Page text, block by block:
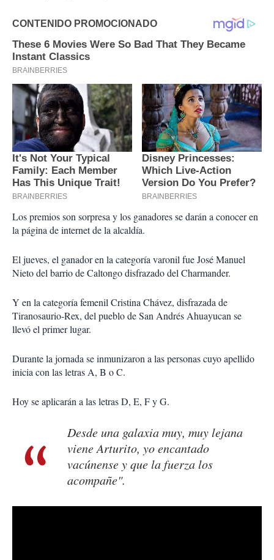
Los premios son sorpresa y los ganadores se darán a conocer en
la página de internet de la alcaldía.
El jueves, el ganador en la categoría varonil fue José Manuel
Nieto del barrio de Caltongo disfrazado del Charmander.
Y en la categoría femenil Cristina Chávez, disfrazada de
Tiranosaurio-Rex, del pueblo de San Andrés Ahuayucan se
llevó el primer lugar.
Durante la jornada se inmunizaron a las personas cuyo apellido
inicia con las letras A, B o C.
Hoy se aplicarán a las letras D, E, F y G.
Desde una galaxia muy, muy lejana
viene Arturito, yo encantado
vacúnense y que la fuerza los
acompañe".